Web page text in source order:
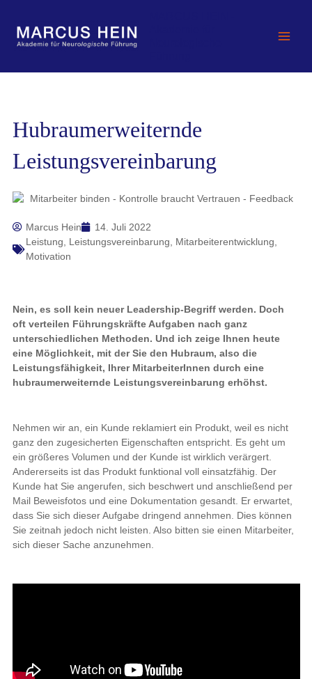
springen
Hubraumerweiternde
Leistungsvereinbarung
Marcus Hein
14. Juli 2022
Leistung
Leistungsvereinbarung Mitarbeiterentwicklung
Motivation
Nein, es soll kein neuer Leadership-Begriff werden. Doch
oft verteilen Führungskräfte Aufgaben nach ganz
unterschiedlichen Methoden. Und ich zeige Ihnen heute
eine Möglichkeit, mit der Sie den Hubraum, also die
Leistungsfähigkeit, Ihrer MitarbeiterInnen durch eine
hubraumerweiternde Leistungsvereinbarung erhöhst.
Nehmen wir an, ein Kunde reklamiert ein Produkt, weil es nicht
ganz den zugesicherten Eigenschaften entspricht. Es geht um
ein größeres Volumen und der Kunde ist wirklich verärgert.
Andererseits ist das Produkt funktional voll einsatzfähig. Der
Kunde hat Sie angerufen, sich beschwert und anschließend per
Mail Beweisfotos und eine Dokumentation gesandt. Er erwartet,
dass Sie sich dieser Aufgabe dringend annehmen. Dies können
Sie zeitnah jedoch nicht leisten. Also bitten sie einen Mitarbeiter,
sich dieser Sache anzunehmen.